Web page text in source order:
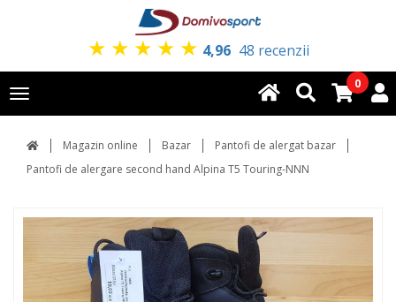
★ ★ ★ ★ ★ 4,96 48 recenzii
Toggle
navigation
0
Magazin online Bazar
Pantofi de alergat bazar
Pantofi de alergare second hand Alpina T5 Touring-NNN